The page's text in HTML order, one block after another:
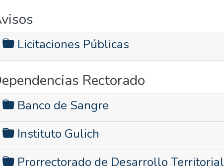
Licitaciones Públicas
Rectorado
Banco de Sangre
Instituto Gulich
Prorrectorado de Desarrollo Territorial